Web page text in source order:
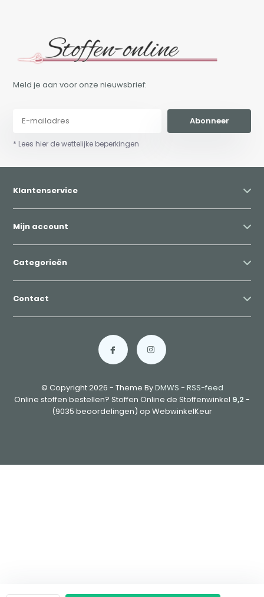
Meld je aan voor onze nieuwsbrief:
Abonneer
* Lees hier de wettelijke beperkingen
Klantenservice
Mijn account
Categorieën
Contact
© Copyright 2026 - Theme ByDMWS - RSS-feed
Online stoffen bestellen? Stoffen Online de Stoffenwinkel 9,2 -
(9035 beoordelingen) op WebwinkelKeur